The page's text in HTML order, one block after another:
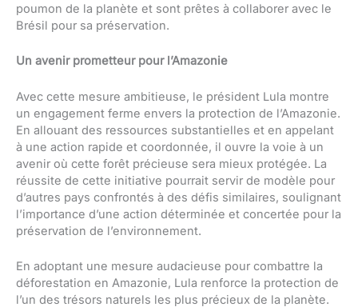
poumon de la planète et sont prêtes à collaborer avec le
Brésil pour sa préservation.
Un avenir prometteur pour l’Amazonie
Avec cette mesure ambitieuse, le président Lula montre
un engagement ferme envers la protection de l’Amazonie.
En allouant des ressources substantielles et en appelant
à une action rapide et coordonnée, il ouvre la voie à un
avenir où cette forêt précieuse sera mieux protégée. La
réussite de cette initiative pourrait servir de modèle pour
d’autres pays confrontés à des défis similaires, soulignant
l’importance d’une action déterminée et concertée pour la
préservation de l’environnement.
En adoptant une mesure audacieuse pour combattre la
déforestation en Amazonie, Lula renforce la protection de
l’un des trésors naturels les plus précieux de la planète.